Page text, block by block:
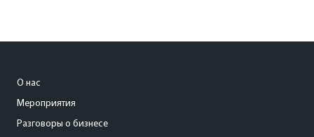
О нас
Мероприятия
Разговоры о бизнесе